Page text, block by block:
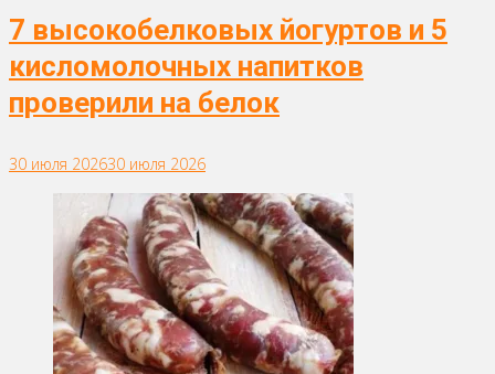
7 высокобелковых йогуртов и 5
кисломолочных напитков
проверили на белок
30 июля 202630 июля 2026